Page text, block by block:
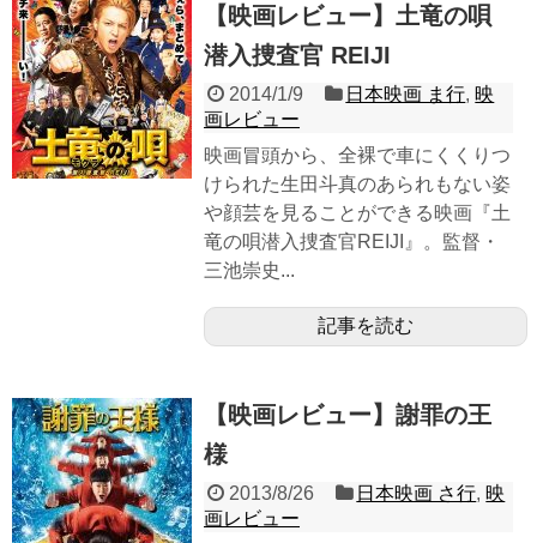
【映画レビュー】土竜の唄
潜入捜査官 REIJI
2014/1/9 日本映画 ま行, 映
画レビュー
映画冒頭から、全裸で車にくくりつ
けられた生田斗真のあられもない姿
や顔芸を見ることができる映画『土
竜の唄潜入捜査官REIJI』。監督・
三池崇史...
記事を読む
【映画レビュー】謝罪の王
様
2013/8/26 日本映画 さ行, 映
画レビュー